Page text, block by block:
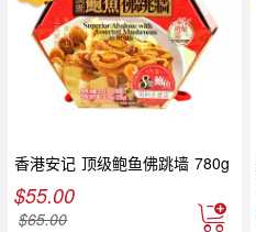
香港安记 顶级鲍鱼佛跳墙 780g
$55.00
$65.00